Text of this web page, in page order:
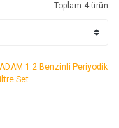
Toplam 4 ürün